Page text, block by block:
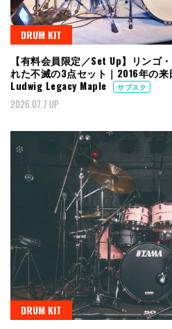
DRUM KIT
【有料会員限定／Set Up】リンゴ
れた不滅の3点セット｜2016年の
Ludwig Legacy Maple
サブスク
2026.07.7 UP
DRUM KIT